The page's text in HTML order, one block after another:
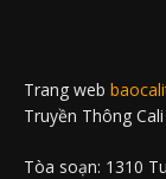
Trang web
Truyền Thông
Tòa soạn: 1310